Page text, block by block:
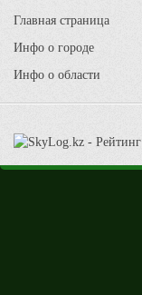
Главная страница
Инфо о городе
Инфо о области